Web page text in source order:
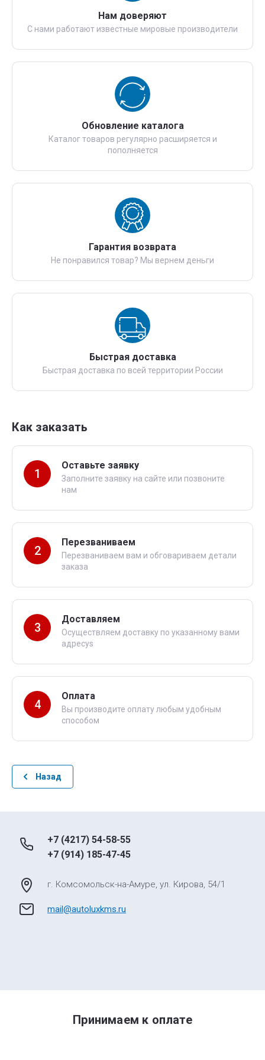
Нам доверяют
С нами работают известные мировые производители
Обновление каталога
Каталог товаров регулярно расширяется и
пополняется
Гарантия возврата
Не понравился товар? Мы вернем деньги
Быстрая доставка
Быстрая доставка по всей территории России
Как заказать
1
Оставьте заявку
Заполните заявку на сайте или позвоните
нам
2
Перезваниваем
Перезваниваем вам и обговариваем детали
заказа
3
Доставляем
Осуществляем доставку по указанному вами
адресуs
4
Оплата
Вы производите оплату любым удобным
способом
Назад
+7 (4217) 54-58-55
+7 (914) 185-47-45
г. Комсомольск-на-Амуре, ул. Кирова, 54/1
mail@autoluxkms.ru
Принимаем к оплате